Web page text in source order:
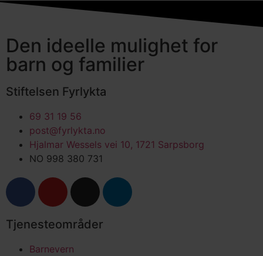
Den ideelle mulighet for
barn og familier
Stiftelsen Fyrlykta
69 31 19 56
post@fyrlykta.no
Hjalmar Wessels vei 10, 1721 Sarpsborg
NO 998 380 731
Tjenesteområder
Barnevern